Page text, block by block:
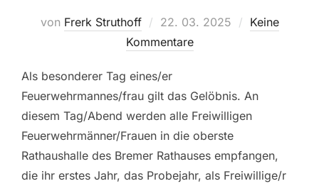
von Frerk Struthoff
Veröffentlicht
am
22. 03. 2025
Keine
Kommentare
Als besonderer Tag eines/er
Feuerwehrmannes/frau gilt das Gelöbnis. An
diesem Tag/Abend werden alle Freiwilligen
Feuerwehrmänner/Frauen in die oberste
Rathaushalle des Bremer Rathauses empfangen,
die ihr erstes Jahr, das Probejahr, als Freiwillige/r